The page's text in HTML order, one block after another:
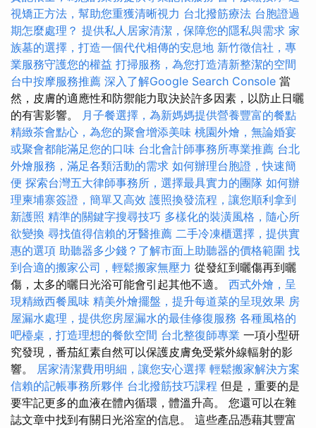
視矯正方法，幫助您重獲清晰視力 台北撥筋療法 台胞證過
期怎麼處理？ 提供私人居家清潔，保障您的隱私與需求 家
族墓的選擇，打造一個代代相傳的安息地 新竹徵信社，專
業服務守護您的權益 打掃服務，為您打造清新整潔的空間
台中按摩服務推薦 深入了解Google Search Console 當
然，皮膚的適應性和防禦能力取決於許多因素，以防止日曬
的有害影響。 月子餐選擇，為新媽媽提供營養豐富的餐點
精緻茶會點心，為您的聚會增添美味 桃園外燴，無論婚宴
或聚會都能滿足您的口味 台北會計師事務所專業推薦 台北
外燴服務，滿足各類活動的需求 如何辦理台胞證，快速簡
便 探索台灣五大律師事務所，選擇最具實力的團隊 如何辦
理柬埔寨簽證，簡單又高效 護照換發流程，讓您順利拿到
新護照 精準的關鍵字搜尋技巧 多樣化的裝潢風格，隨心所
欲變換 尋找值得信賴的牙醫推薦 二手冷凍櫃選擇，提供實
惠的選項 助聽器多少錢？了解市面上助聽器的價格範圍 找
到合適的搬家公司，輕鬆搬家無壓力 從發紅到曬傷再到曬
傷，太多的曬日光浴可能會引起其他不適。 西式外燴，呈
現精緻西餐風味 精美外燴擺盤，提升每道菜的呈現效果 房
屋漏水處理，提供您房屋漏水的最佳修復服務 各種風格的
吧檯桌，打造理想的餐飲空間 台北整復師專業 一項小型研
究發現，番茄紅素自然可以保護皮膚免受紫外線輻射的影
響。 居家清潔費用明細，讓您安心選擇 輕鬆搬家解決方案
信賴的記帳事務所夥伴 台北撥筋技巧課程 但是，重要的是
要牢記更多的血液在體內循環，體溫升高。 您還可以在雜
誌文章中找到有關日光浴室的信息。 這些產品憑藉其豐富